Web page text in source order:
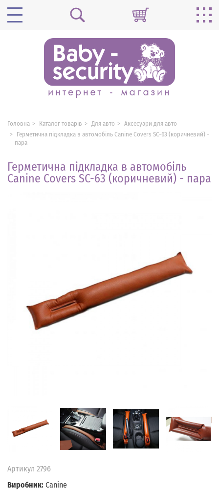
Головна Каталог товарів Для авто
Аксесуари для авто
Герметична підкладка в автомобіль Canine Covers SC-63 (коричневий) -
пара
Герметична підкладка в автомобіль
Canine Covers SC-63 (коричневий) - пара
Артикул 2796
Виробник: Canine